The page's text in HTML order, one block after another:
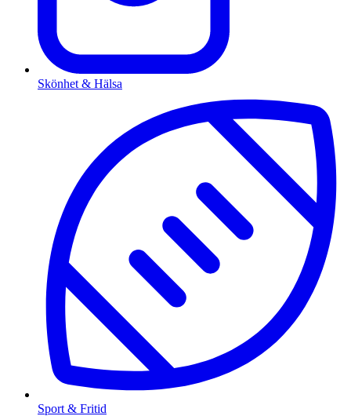
Skönhet & Hälsa
Sport & Fritid